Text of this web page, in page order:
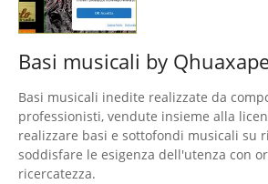
Basi musicali by
Basi musicali inedite realizzate da
professionisti, vendute insieme alla
realizzare basi e sottofondi musicali su
soddisfare le esigenza dell'utenza con
ricercatezza.